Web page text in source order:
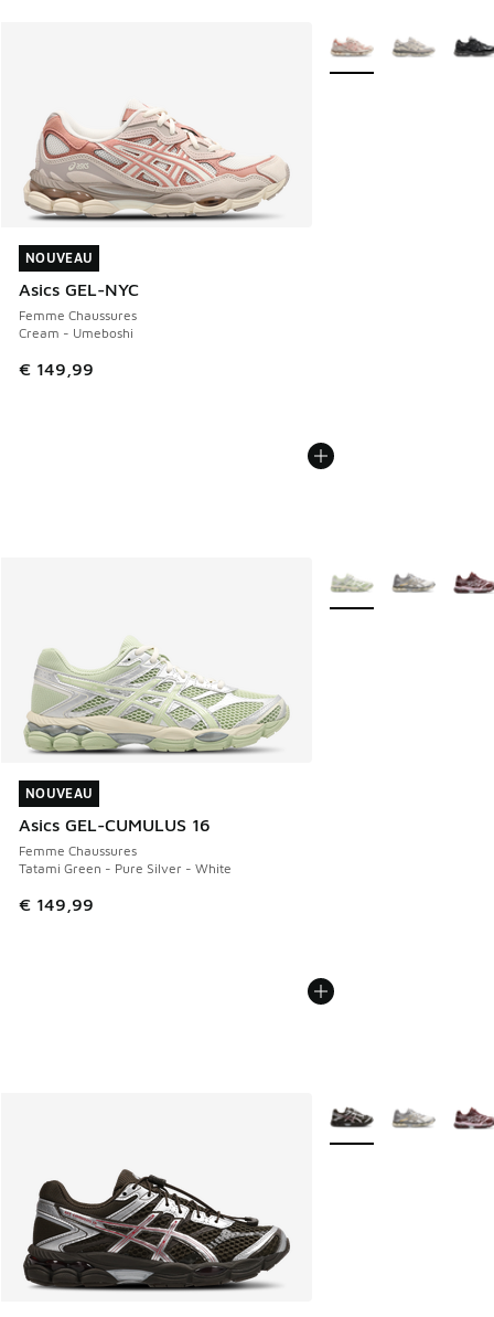
NOUVEAU
Asics GEL-NYC
Femme Chaussures
Cream - Umeboshi
€ 149,99
NOUVEAU
Plus de couleurs
NOUVEAU
Asics GEL-CUMULUS 16
Femme Chaussures
Tatami Green - Pure Silver - White
€ 149,99
NOUVEAU
Plus de couleurs
Plus de couleurs